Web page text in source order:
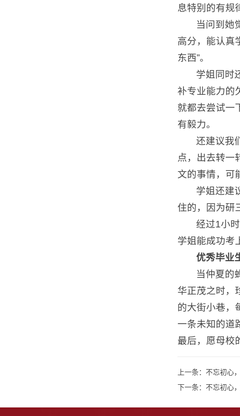
息特别的有规
当问到她
高分，能认真
东西”。
学姐同时
补专业能力的
就都去尝试一
有毅力。
还建议我
点，出去转一
文的事情，可
学姐还建
住的，因为研
经过1小
学姐能成功考
优秀毕业
当仲夏的
华正茂之时，
的大街小巷，
一条未知的道
最后，愿母校
上一条： 不忘初心
下一条： 不忘初心